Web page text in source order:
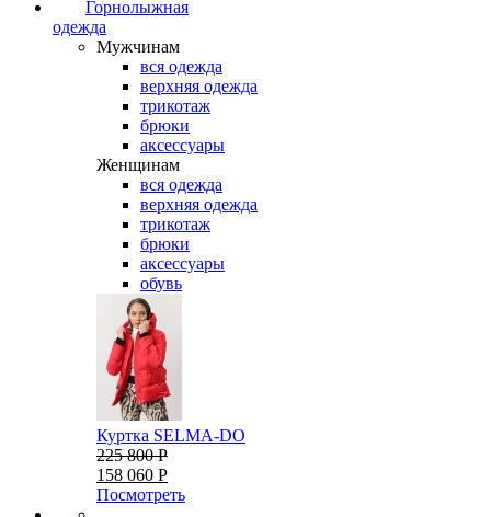
Горнолыжная
одежда
Мужчинам
вся одежда
верхняя одежда
трикотаж
брюки
аксессуары
Женщинам
вся одежда
верхняя одежда
трикотаж
брюки
аксессуары
обувь
Куртка SELMA-DO
225 800 Р
158 060 Р
Посмотреть